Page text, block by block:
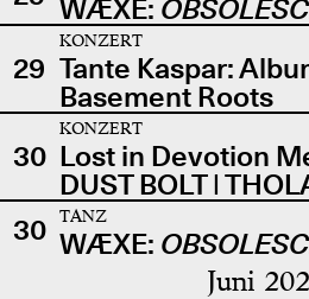
WÆXE:
29
KONZERT
Tante Kaspar:
Basement Roots
30
KONZERT
Lost in Devotion
DUST BOLT |
30
TANZ
WÆXE:
Juni